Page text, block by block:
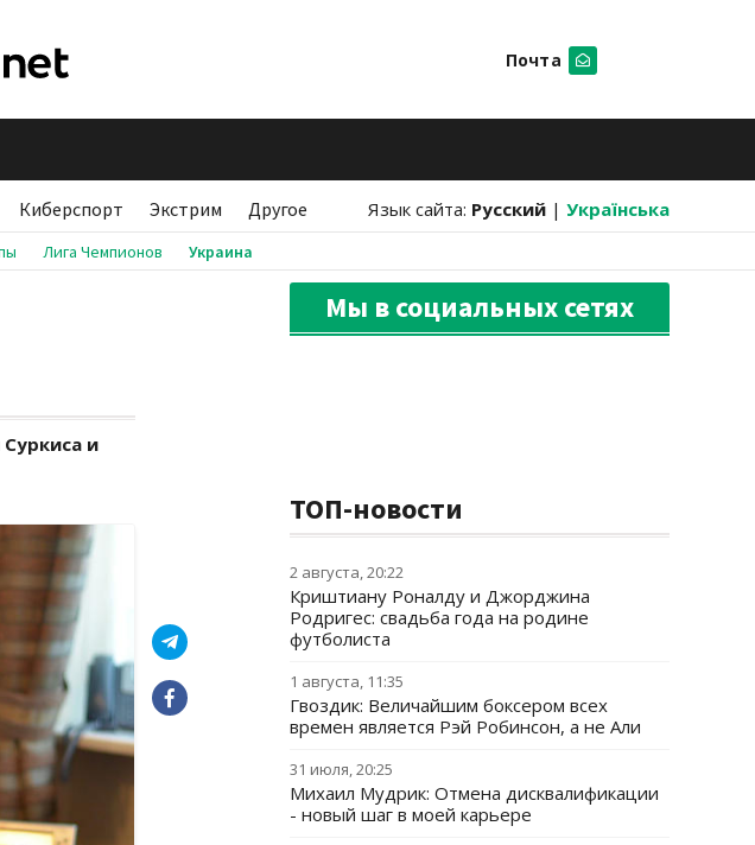
Почта
Киберспорт Экстрим Другое Язык сайта: Русский | Українська
Лига Чемпионов Украина
и
Мы в социальных сетях
ТОП-новости
2 августа, 20:22
Криштиану Роналду и Джорджина
Родригес: свадьба года на родине
футболиста
1 августа, 11:35
Гвоздик: Величайшим боксером всех
времен является Рэй Робинсон, а не Али
31 июля, 20:25
Михаил Мудрик: Отмена дисквалификации
- новый шаг в моей карьере